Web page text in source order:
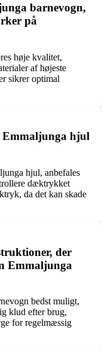
barnevogn,
på
høje kvalitet,
af højeste
sikrer optimal
Emmaljunga hjul
hjul, anbefales
dæktrykket
da det kan skade
der
Emmaljunga
bedst muligt,
klud efter brug,
for regelmæssig